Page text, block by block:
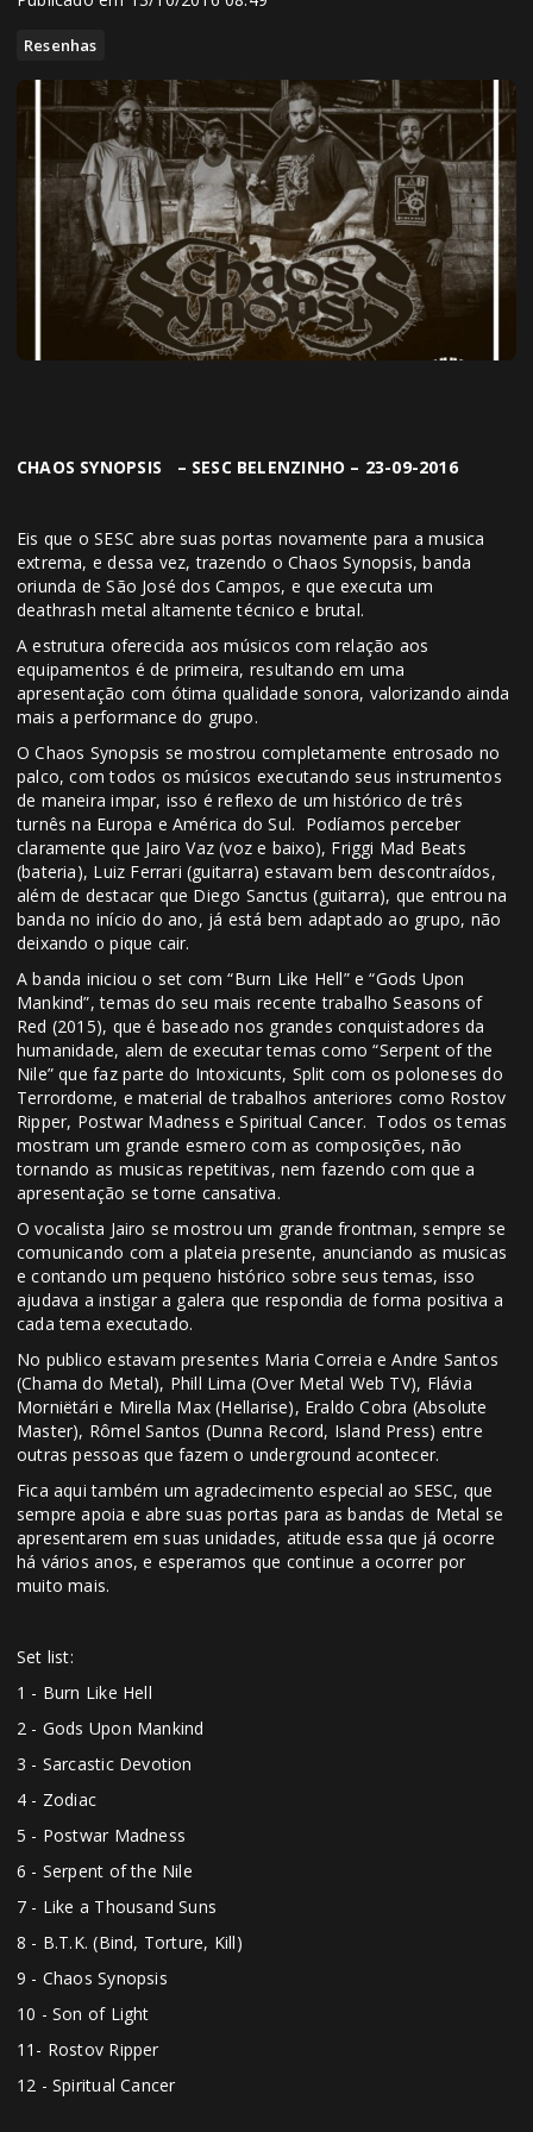
Resenhas
CHAOS SYNOPSIS – SESC BELENZINHO – 23-09-2016
Eis que o SESC abre suas portas novamente para a musica
extrema, e dessa vez, trazendo o Chaos Synopsis, banda
oriunda de São José dos Campos, e que executa um
deathrash metal altamente técnico e brutal.
A estrutura oferecida aos músicos com relação aos
equipamentos é de primeira, resultando em uma
apresentação com ótima qualidade sonora, valorizando ainda
mais a performance do grupo.
O Chaos Synopsis se mostrou completamente entrosado no
palco, com todos os músicos executando seus instrumentos
de maneira impar, isso é reflexo de um histórico de três
turnês na Europa e América do Sul. Podíamos perceber
claramente que Jairo Vaz (voz e baixo), Friggi Mad Beats
(bateria), Luiz Ferrari (guitarra) estavam bem descontraídos,
além de destacar que Diego Sanctus (guitarra), que entrou na
banda no início do ano, já está bem adaptado ao grupo, não
deixando o pique cair.
A banda iniciou o set com “Burn Like Hell” e “Gods Upon
Mankind”, temas do seu mais recente trabalho Seasons of
Red (2015), que é baseado nos grandes conquistadores da
humanidade, alem de executar temas como “Serpent of the
Nile” que faz parte do Intoxicunts, Split com os poloneses do
Terrordome, e material de trabalhos anteriores como Rostov
Ripper, Postwar Madness e Spiritual Cancer. Todos os temas
mostram um grande esmero com as composições, não
tornando as musicas repetitivas, nem fazendo com que a
apresentação se torne cansativa.
O vocalista Jairo se mostrou um grande frontman, sempre se
comunicando com a plateia presente, anunciando as musicas
e contando um pequeno histórico sobre seus temas, isso
ajudava a instigar a galera que respondia de forma positiva a
cada tema executado.
No publico estavam presentes Maria Correia e Andre Santos
(Chama do Metal), Phill Lima (Over Metal Web TV), Flávia
Morniëtári e Mirella Max (Hellarise), Eraldo Cobra (Absolute
Master), Rômel Santos (Dunna Record, Island Press) entre
outras pessoas que fazem o underground acontecer.
Fica aqui também um agradecimento especial ao SESC, que
sempre apoia e abre suas portas para as bandas de Metal se
apresentarem em suas unidades, atitude essa que já ocorre
há vários anos, e esperamos que continue a ocorrer por
muito mais.
Set list:
1 - Burn Like Hell
2 - Gods Upon Mankind
3 - Sarcastic Devotion
4 - Zodiac
5 - Postwar Madness
6 - Serpent of the Nile
7 - Like a Thousand Suns
8 - B.T.K. (Bind, Torture, Kill)
9 - Chaos Synopsis
10 - Son of Light
11- Rostov Ripper
12 - Spiritual Cancer